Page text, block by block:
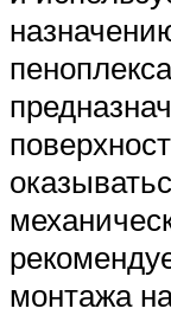
монтажа